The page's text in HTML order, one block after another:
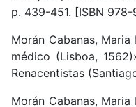
p. 439-451. [ISBN
Morán Cabanas,
médico (Lisboa,
Renacentistas
Morán Cabanas,